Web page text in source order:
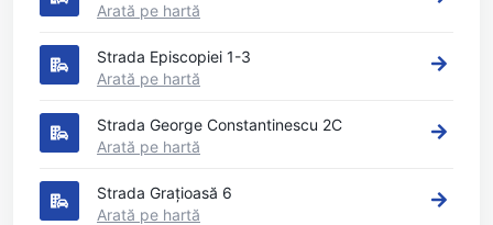
Arată pe hartă
Strada Episcopiei 1-3
Arată pe hartă
Strada George Constantinescu 2C
Arată pe hartă
Strada Grațioasă 6
Arată pe hartă